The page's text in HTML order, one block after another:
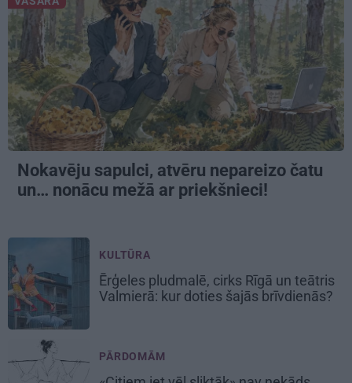
Nokavēju sapulci, atvēru nepareizo čatu
un… nonācu mežā ar priekšnieci!
KULTŪRA
Ērģeles pludmalē, cirks Rīgā un teātris
Valmierā: kur doties šajās brīvdienās?
PĀRDOMĀM